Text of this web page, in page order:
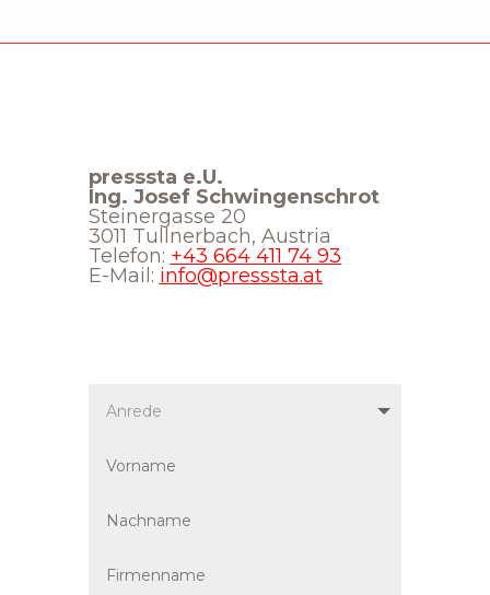
presssta e.U.
Ing. Josef Schwingenschrot
Steinergasse 20
3011 Tullnerbach, Austria
Telefon: +43 664 411 74 93
E-Mail: info@presssta.at